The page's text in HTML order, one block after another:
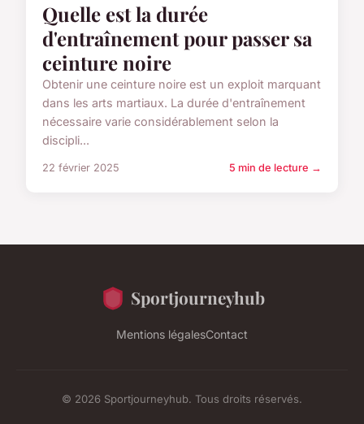
Quelle est la durée
d'entraînement pour passer sa
ceinture noire
Obtenir une ceinture noire est un exploit marquant
dans les arts martiaux. La durée d'entraînement
nécessaire varie considérablement selon la
discipli...
22 février 2025 5 min de lecture →
Sportjourneyhub
Mentions légalesContact
© 2026 Sportjourneyhub. Tous droits réservés.